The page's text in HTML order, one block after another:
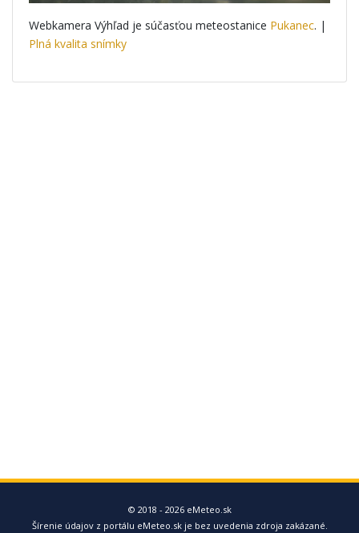
Webkamera Výhľad je súčasťou meteostanice Pukanec. |
Plná kvalita snímky
© 2018 - 2026 eMeteo.sk
Šírenie údajov z portálu eMeteo.sk je bez uvedenia zdroja zakázané.